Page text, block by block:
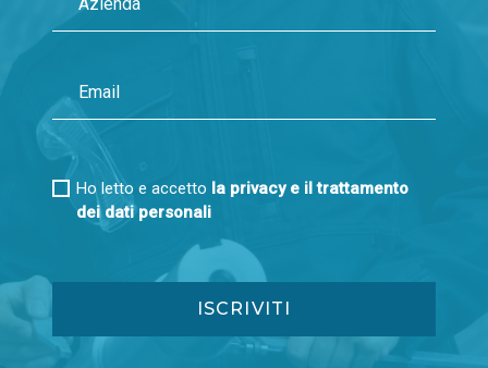
Ho letto e accetto la privacy e il trattamento
dei dati personali